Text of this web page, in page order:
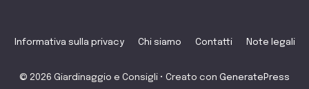
Informativa sulla privacy Chi siamo Contatti Note legali
© 2026 Giardinaggio e Consigli • Creato con GeneratePress